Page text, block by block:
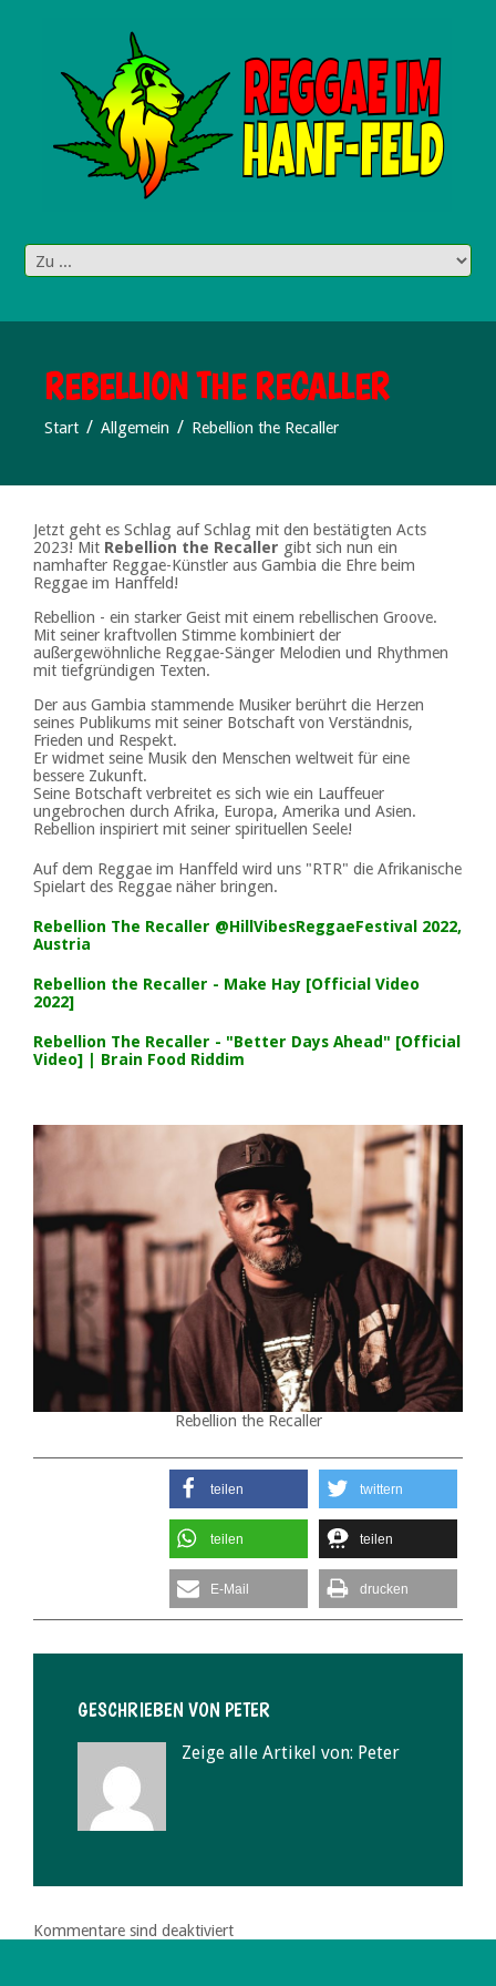
REBELLION THE RECALLER
Start Allgemein Rebellion the Recaller
Jetzt geht es Schlag auf Schlag mit den bestätigten Acts
2023! Mit Rebellion the Recaller gibt sich nun ein
namhafter Reggae-Künstler aus Gambia die Ehre beim
Reggae im Hanffeld!
Rebellion - ein starker Geist mit einem rebellischen Groove.
Mit seiner kraftvollen Stimme kombiniert der
außergewöhnliche Reggae-Sänger Melodien und Rhythmen
mit tiefgründigen Texten.
Der aus Gambia stammende Musiker berührt die Herzen
seines Publikums mit seiner Botschaft von Verständnis,
Frieden und Respekt.
Er widmet seine Musik den Menschen weltweit für eine
bessere Zukunft.
Seine Botschaft verbreitet es sich wie ein Lauffeuer
ungebrochen durch Afrika, Europa, Amerika und Asien.
Rebellion inspiriert mit seiner spirituellen Seele!
Auf dem Reggae im Hanffeld wird uns "RTR" die Afrikanische
Spielart des Reggae näher bringen.
Rebellion The Recaller @HillVibesReggaeFestival 2022,
Austria
Rebellion the Recaller - Make Hay [Official Video
2022]
Rebellion The Recaller - "Better Days Ahead" [Official
Video] | Brain Food Riddim
Rebellion the Recaller
teilen twittern
teilen teilen
E-Mail drucken
GESCHRIEBEN VON PETER
Zeige alle Artikel von: Peter
Kommentare sind deaktiviert